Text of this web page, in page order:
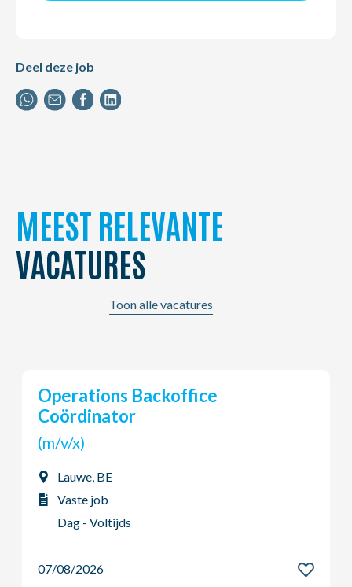
Deel deze job
MEEST RELEVANTE
VACATURES
Toon alle vacatures
Young Potential Planner
(m/v/x)